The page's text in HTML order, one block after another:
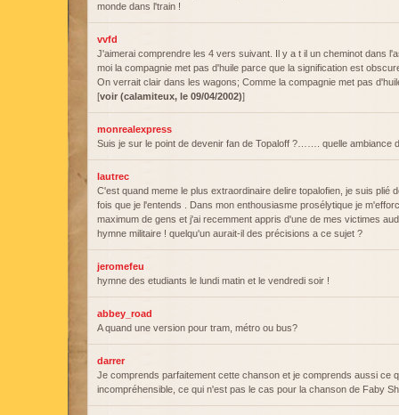
monde dans l'train !
vvfd
J'aimerai comprendre les 4 vers suivant. Il y a t il un cheminot dans
moi la compagnie met pas d'huile parce que la signification est
On verrait clair dans les wagons; Comme la compagnie met pas
[voir (calamiteux, le 09/04/2002)]
monrealexpress
Suis je sur le point de devenir fan de Topaloff ?……. quelle ambiance
lautrec
C'est quand meme le plus extraordinaire delire topalofien, je suis plié
fois que je l'entends . Dans mon enthousiasme prosélytique je
maximum de gens et j'ai recemment appris d'une de mes victimes
hymne militaire ! quelqu'un aurait-il des précisions a ce sujet ?
jeromefeu
hymne des etudiants le lundi matin et le vendredi soir !
abbey_road
A quand une version pour tram, métro ou bus?
darrer
Je comprends parfaitement cette chanson et je comprends aussi ce
incompréhensible, ce qui n'est pas le cas pour la chanson de Faby